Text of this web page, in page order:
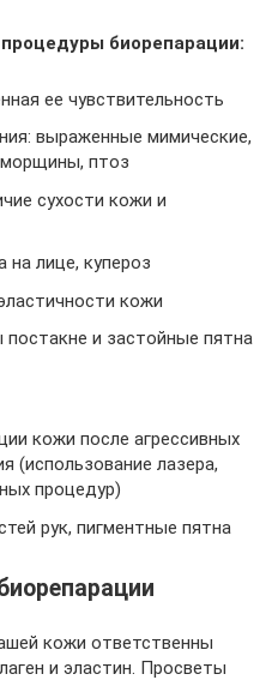
биорепарации:
ее чувствительность
выраженные мимические,
морщины, птоз
сухости кожи и
на лице, купероз
кожи
постакне и застойные пятна
кожи после агрессивных
(использование лазера,
процедур)
рук, пигментные пятна
кожи ответственны
и эластин. Просветы